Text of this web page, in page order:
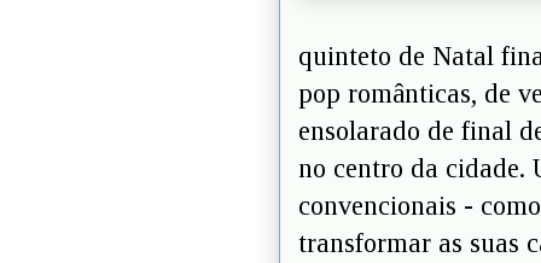
quinteto de Natal
pop românticas, de
ensolarado de final
no centro da cidade.
convencionais -
transformar as suas